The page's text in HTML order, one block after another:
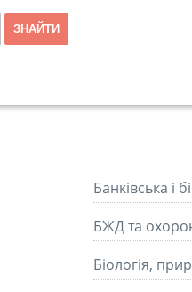
Банківська і
БЖД та
Біологія,